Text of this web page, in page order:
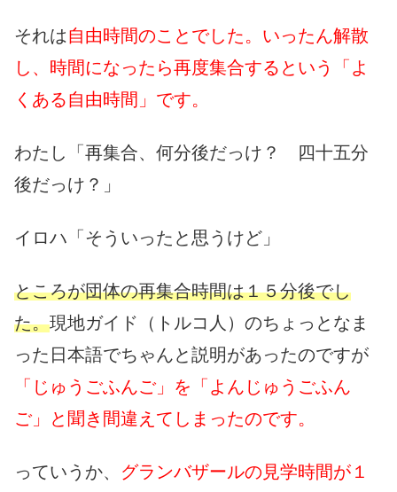
それは自由時間のことでした。いったん解散
し、時間になったら再度集合するという「よ
くある自由時間」です。
わたし「再集合、何分後だっけ？ 四十五分
後だっけ？」
イロハ「そういったと思うけど」
ところが団体の再集合時間は１５分後でし
た。現地ガイド（トルコ人）のちょっとなま
った日本語でちゃんと説明があったのですが
「じゅうごふんご」を「よんじゅうごふん
ご」と聞き間違えてしまったのです。
っていうか、 グランバザールの見学時間が１